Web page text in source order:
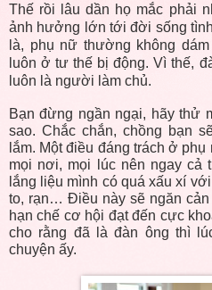
Thế rồi lâu dần họ mắc phải
ảnh hưởng lớn tới đời sống
là, phụ nữ thường không
luôn ở tư thế bị động. Vì thế,
luôn là người làm chủ.
Bạn đừng ngần ngại, hãy thử
sao. Chắc chắn, chồng bạn
lắm. Một điều đáng trách ở
mọi nơi, mọi lúc nên ngay cả
lắng liệu mình có quá xấu xí
to, rạn… Điều này sẽ ngăn
hạn chế cơ hội đạt đến cực
cho rằng đã là đàn ông thì
chuyện ấy.